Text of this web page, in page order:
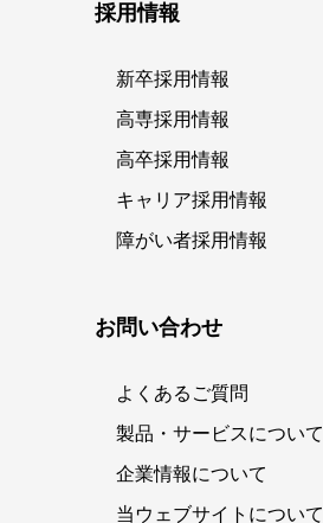
採用情報
新卒採用情報
高専採用情報
高卒採用情報
キャリア採用情報
障がい者採用情報
お問い合わせ
よくあるご質問
製品・サービスについて
企業情報について
当ウェブサイトについて